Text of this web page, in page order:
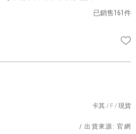
已銷售161件
卡其 F 現貨
/ 出貨來源:官網